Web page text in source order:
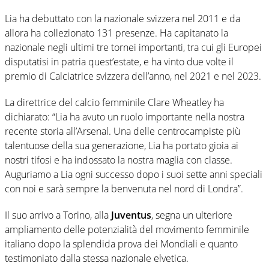
Lia ha debuttato con la nazionale svizzera nel 2011 e da
allora ha collezionato 131 presenze. Ha capitanato la
nazionale negli ultimi tre tornei importanti, tra cui gli Europei
disputatisi in patria quest’estate, e ha vinto due volte il
premio di Calciatrice svizzera dell’anno, nel 2021 e nel 2023.
La direttrice del calcio femminile Clare Wheatley ha
dichiarato: “Lia ha avuto un ruolo importante nella nostra
recente storia all’Arsenal. Una delle centrocampiste più
talentuose della sua generazione, Lia ha portato gioia ai
nostri tifosi e ha indossato la nostra maglia con classe.
Auguriamo a Lia ogni successo dopo i suoi sette anni speciali
con noi e sarà sempre la benvenuta nel nord di Londra”.
Il suo arrivo a Torino, alla Juventus, segna un ulteriore
ampliamento delle potenzialità del movimento femminile
italiano dopo la splendida prova dei Mondiali e quanto
testimoniato dalla stessa nazionale elvetica.